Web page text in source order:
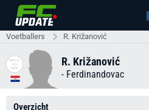
Voetballers R. Križanović
R. Križanović
- Ferdinandovac
Overzicht